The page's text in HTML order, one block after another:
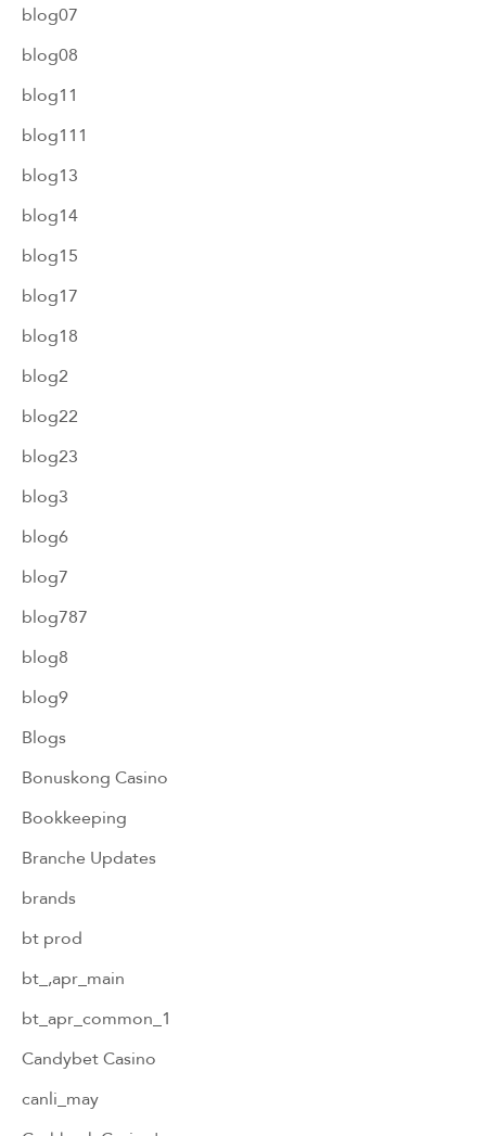
blog07
blog08
blog11
blog111
blog13
blog14
blog15
blog17
blog18
blog2
blog22
blog23
blog3
blog6
blog7
blog787
blog8
blog9
Blogs
Bonuskong Casino
Bookkeeping
Branche Updates
brands
bt prod
bt_,apr_main
bt_apr_common_1
Candybet Casino
canli_may